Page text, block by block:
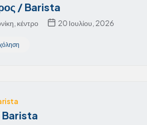
/ Barista
κέντρο 20 Ιουλίου, 2026
Barista